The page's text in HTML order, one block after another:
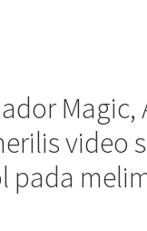
Magic,
video
pada